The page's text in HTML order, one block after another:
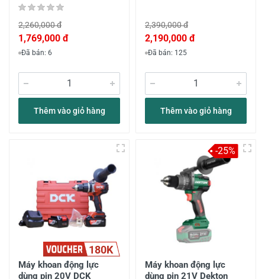
2,260,000 đ
1,769,000 đ
Đã bán: 6
Thêm vào giỏ hàng
2,390,000 đ
2,190,000 đ
Đã bán: 125
Thêm vào giỏ hàng
180K
Máy khoan động lực
dùng pin 20V DCK
Máy khoan động lực
dùng pin 21V Dekton
-25%